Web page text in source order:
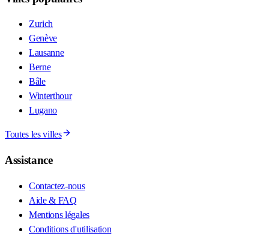
Zurich
Genève
Lausanne
Berne
Bâle
Winterthour
Lugano
Toutes les villes
Assistance
Contactez-nous
Aide & FAQ
Mentions légales
Conditions d'utilisation